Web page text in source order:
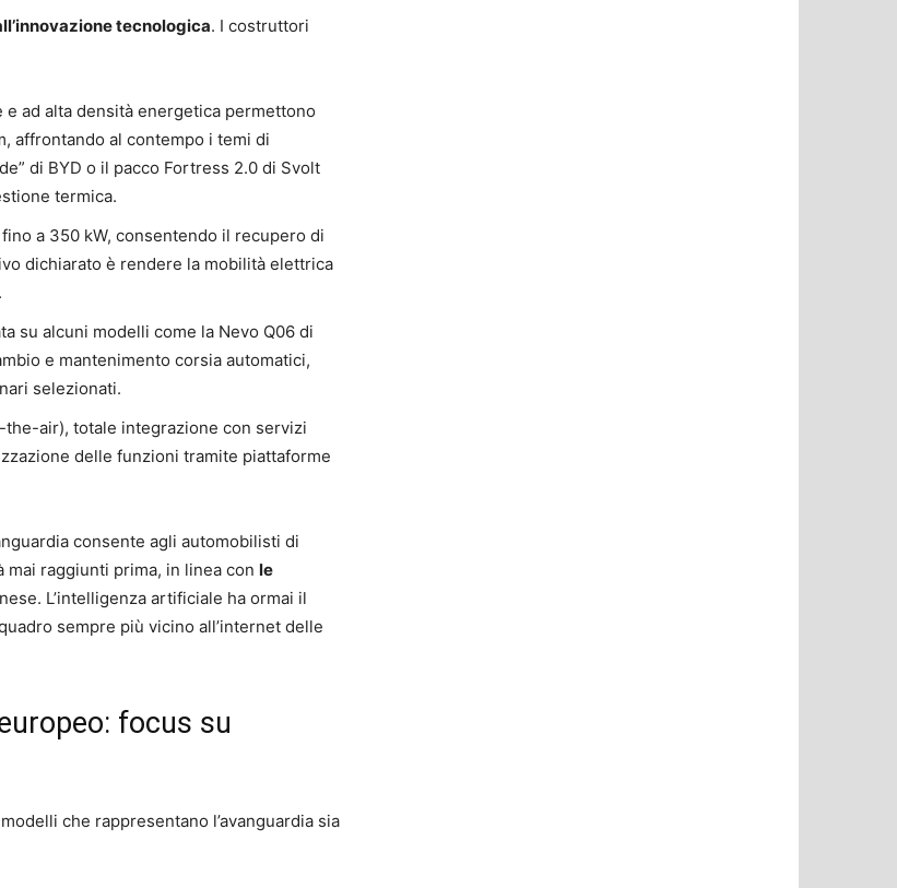
tecnologica. I costruttori
ad alta densità energetica permettono
affrontando al contempo i temi di
di BYD o il pacco Fortress 2.0 di Svolt
termica.
a 350 kW, consentendo il recupero di
dichiarato è rendere la mobilità elettrica
su alcuni modelli come la Nevo Q06 di
e mantenimento corsia automatici,
selezionati.
the-air), totale integrazione con servizi
delle funzioni tramite piattaforme
consente agli automobilisti di
raggiunti prima, in linea con le
L’intelligenza artificiale ha ormai il
sempre più vicino all’internet delle
focus su
che rappresentano l’avanguardia sia